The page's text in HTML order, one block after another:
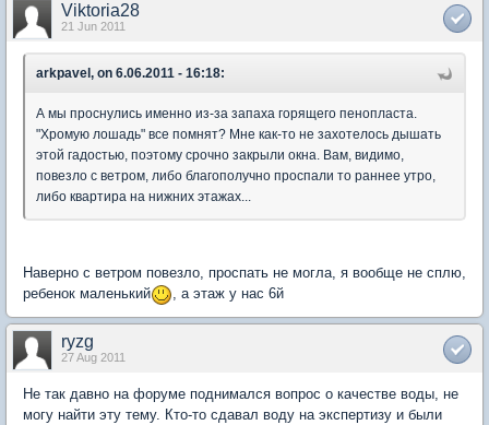
Viktoria28
21 Jun 2011
arkpavel, on 6.06.2011 - 16:18:
А мы проснулись именно из-за запаха горящего пенопласта.
"Хромую лошадь" все помнят? Мне как-то не захотелось дышать
этой гадостью, поэтому срочно закрыли окна. Вам, видимо,
повезло с ветром, либо благополучно проспали то раннее утро,
либо квартира на нижних этажах...
Наверно с ветром повезло, проспать не могла, я вообще не сплю,
ребенок маленький
, а этаж у нас 6й
ryzg
27 Aug 2011
Не так давно на форуме поднимался вопрос о качестве воды, не
могу найти эту тему. Кто-то сдавал воду на экспертизу и были